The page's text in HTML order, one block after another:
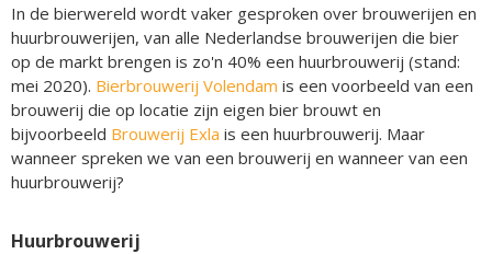
In de bierwereld wordt vaker gesproken over brouwerijen en
huurbrouwerijen, van alle Nederlandse brouwerijen die bier
op de markt brengen is zo'n 40% een huurbrouwerij (stand:
mei 2020). Bierbrouwerij Volendam is een voorbeeld van een
brouwerij die op locatie zijn eigen bier brouwt en
bijvoorbeeld Brouwerij Exla is een huurbrouwerij. Maar
wanneer spreken we van een brouwerij en wanneer van een
huurbrouwerij?
Huurbrouwerij